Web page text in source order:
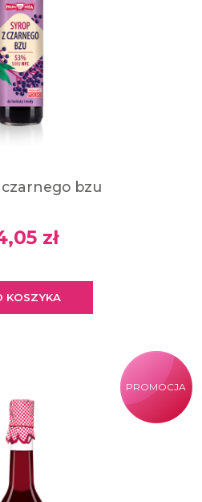
bzu
zł
KOSZYKA
PROMOCJA